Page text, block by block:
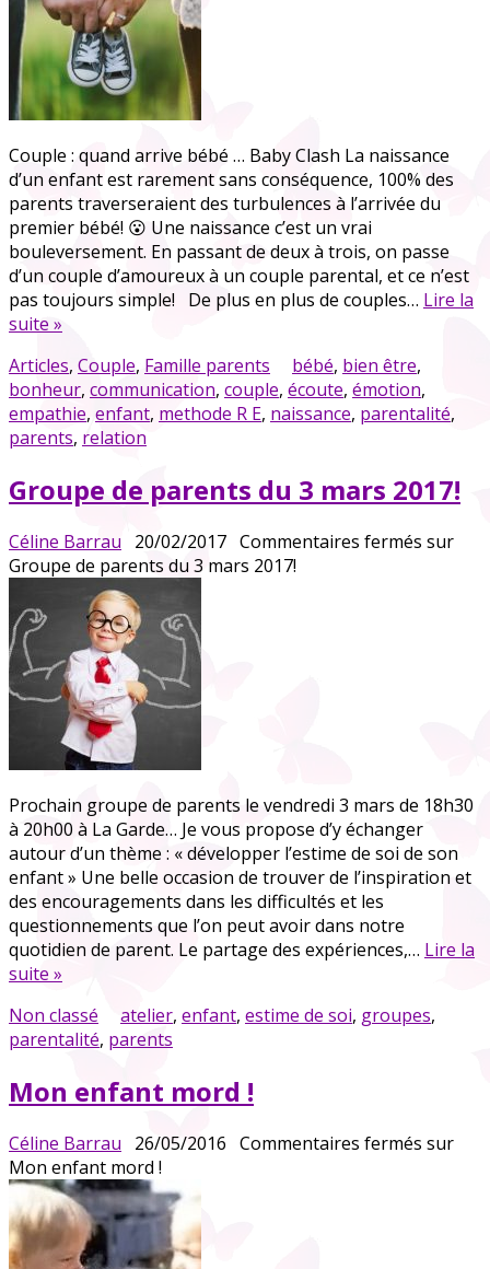
Couple : quand arrive bébé … Baby Clash La naissance
d’un enfant est rarement sans conséquence, 100% des
parents traverseraient des turbulences à l’arrivée du
premier bébé! 😮 Une naissance c’est un vrai
bouleversement. En passant de deux à trois, on passe
d’un couple d’amoureux à un couple parental, et ce n’est
pas toujours simple! De plus en plus de couples… Lire la
suite »
Articles, Couple, Famille parents bébé, bien être,
bonheur, communication, couple, écoute, émotion,
empathie, enfant, methode R E, naissance, parentalité,
parents, relation
Groupe de parents du 3 mars 2017!
Céline Barrau 20/02/2017 Commentaires fermés sur
Groupe de parents du 3 mars 2017!
Prochain groupe de parents le vendredi 3 mars de 18h30
à 20h00 à La Garde… Je vous propose d’y échanger
autour d’un thème : « développer l’estime de soi de son
enfant » Une belle occasion de trouver de l’inspiration et
des encouragements dans les difficultés et les
questionnements que l’on peut avoir dans notre
quotidien de parent. Le partage des expériences,… Lire la
suite »
Non classé
atelier, enfant, estime de soi, groupes,
parentalité, parents
Mon enfant mord !
Céline Barrau 26/05/2016 Commentaires fermés sur
Mon enfant mord !